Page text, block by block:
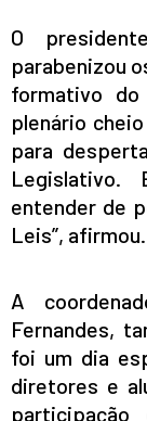
O
parabenizou
formativo
plenário
para
entender de
Leis”, afirmou.
A
Fernandes,
foi um dia
diretores e